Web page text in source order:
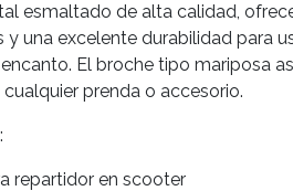
esmaltado de alta calidad,
y una excelente durabilidad para
El broche tipo mariposa
prenda o accesorio.
:
repartidor en scooter